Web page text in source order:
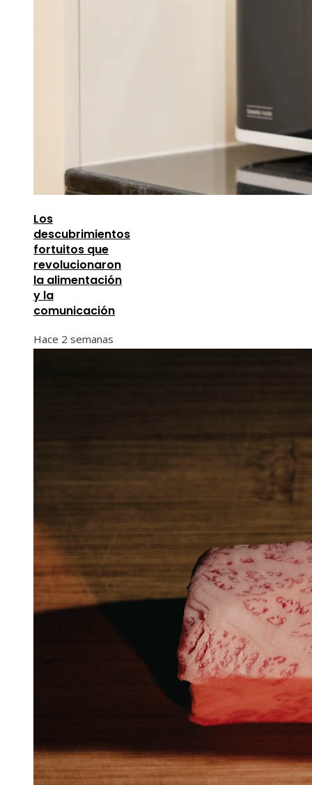
Los
descubrimientos
fortuitos que
revolucionaron
la alimentación
y la
comunicación
Hace 2 semanas